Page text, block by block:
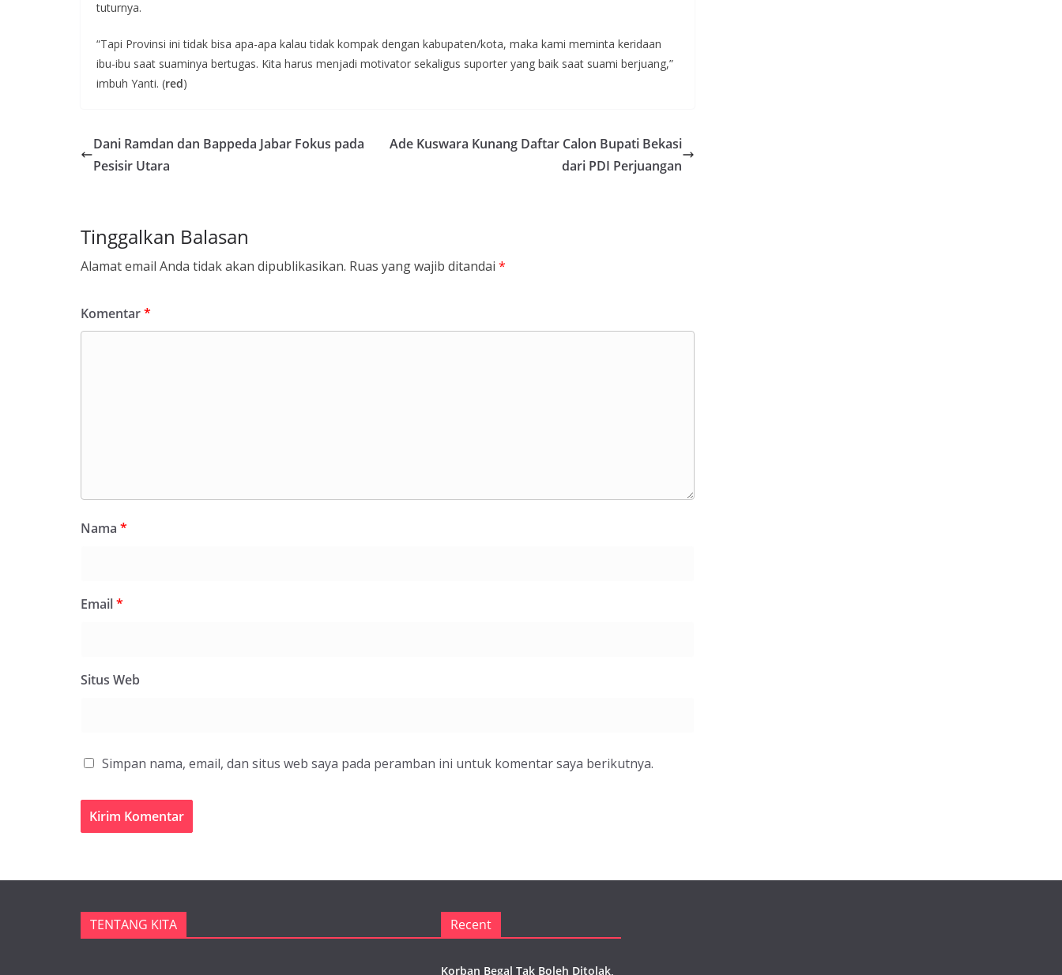
tuturnya.
“Tapi Provinsi ini tidak bisa apa-apa kalau tidak kompak dengan kabupaten/kota, maka kami meminta keridaan
ibu-ibu saat suaminya bertugas. Kita harus menjadi motivator sekaligus suporter yang baik saat suami berjuang,”
imbuh Yanti. (red)
Dani Ramdan dan Bappeda Jabar Fokus pada
Pesisir Utara
Ade Kuswara Kunang Daftar Calon Bupati Bekasi
dari PDI Perjuangan
Tinggalkan Balasan
Alamat email Anda tidak akan dipublikasikan. Ruas yang wajib ditandai *
Komentar*
Nama *
Email*
Situs Web
Simpan nama, email, dan situs web saya pada peramban ini untuk komentar saya berikutnya.
TENTANG KITA Recent
Korban Begal Tak Boleh Ditolak,